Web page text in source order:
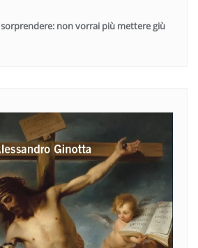
non vorrai più mettere giù